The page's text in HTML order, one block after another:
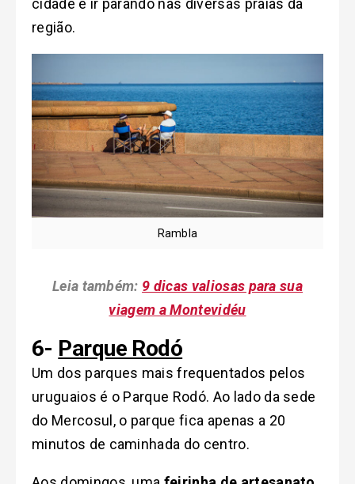
cidade e ir parando nas diversas praias da
região.
Rambla
Leia também: 9 dicas valiosas para sua
viagem a Montevidéu
6- Parque Rodó
Um dos parques mais frequentados pelos
uruguaios é o Parque Rodó. Ao lado da sede
do Mercosul, o parque fica apenas a 20
minutos de caminhada do centro.